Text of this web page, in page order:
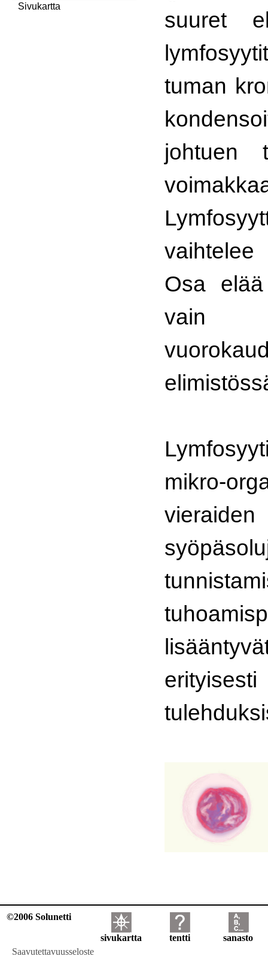
Sivukartta
suuret
tuman
johtuen
Osa
vain
mikro-
©2006 Solunetti
sivukartta tentti
sanasto
Saavutettavuusseloste